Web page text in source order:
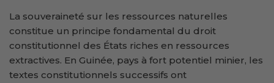
La souveraineté sur les ressources naturelles
constitue un principe fondamental du droit
constitutionnel des États riches en ressources
extractives. En Guinée, pays à fort potentiel minier, les
textes constitutionnels successifs ont